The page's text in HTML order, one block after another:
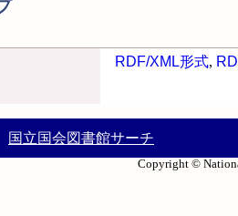
RDF/XML形式,
国立国会図書館サーチ
Copyright ©